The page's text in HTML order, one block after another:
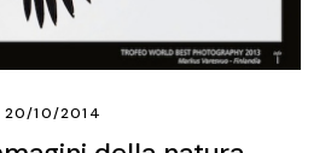
20/10/2014